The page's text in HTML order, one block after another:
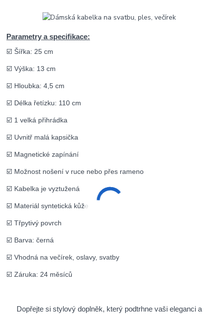
Parametry a specifikace:
☑️ Šířka: 25 cm
☑️ Výška: 13 cm
☑️ Hloubka: 4,5 cm
☑️ Délka řetízku: 110 cm
☑️ 1 velká přihrádka
☑️ Uvnitř malá kapsička
☑️ Magnetické zapínání
☑️ Možnost nošení v ruce nebo přes rameno
☑️ Kabelka je vyztužená
☑️ Materiál syntetická kůže
☑️ Třpytivý povrch
☑️ Barva: černá
☑️ Vhodná na večírek, oslavy, svatby
☑️ Záruka: 24 měsíců
Dopřejte si stylový doplněk, který podtrhne vaši eleganci a